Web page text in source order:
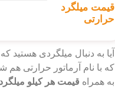
قیمت میلگرد
حرارتی
آیا به دنبال میلگردی
به همراه قیمت هر کیلو